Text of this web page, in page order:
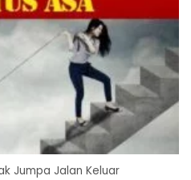
Jumpa Jalan Keluar